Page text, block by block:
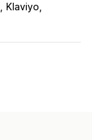
Klaviyo